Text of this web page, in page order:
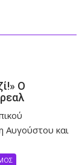
Ο
Αυγούστου και